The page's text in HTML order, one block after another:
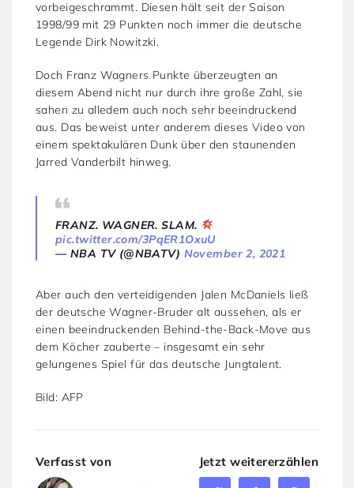
vorbeigeschrammt. Diesen hält seit der Saison
1998/99 mit 29 Punkten noch immer die deutsche
Legende Dirk Nowitzki.
Doch Franz Wagners Punkte überzeugten an
diesem Abend nicht nur durch ihre große Zahl, sie
sahen zu alledem auch noch sehr beeindruckend
aus. Das beweist unter anderem dieses Video von
einem spektakulären Dunk über den staunenden
Jarred Vanderbilt hinweg.
FRANZ. WAGNER. SLAM.
pic.twitter.com/3PqER1OxuU
— NBA TV (@NBATV) November 2, 2021
Aber auch den verteidigenden Jalen McDaniels ließ
der deutsche Wagner-Bruder alt aussehen, als er
einen beeindruckenden Behind-the-Back-Move aus
dem Köcher zauberte – insgesamt ein sehr
gelungenes Spiel für das deutsche Jungtalent.
Bild: AFP
Verfasst von Jetzt weitererzählen